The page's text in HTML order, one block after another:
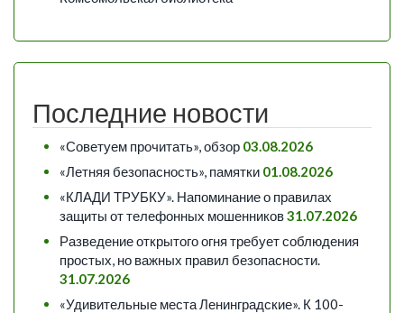
Последние новости
«Советуем прочитать», обзор 03.08.2026
«Летняя безопасность», памятки 01.08.2026
«КЛАДИ ТРУБКУ». Напоминание о правилах
защиты от телефонных мошенников31.07.2026
Разведение открытого огня требует соблюдения
простых, но важных правил безопасности.
31.07.2026
«Удивительные места Ленинградские». К 100-